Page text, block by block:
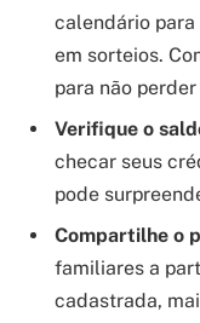
calendário
em sorteios.
para não perder
Verifique o
checar seus
pode
Compartilhe o
familiares a
cadastrada,